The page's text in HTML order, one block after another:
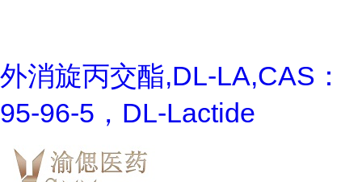
外消旋丙交酯,DL-LA,CAS：
95-96-5，DL-Lactide